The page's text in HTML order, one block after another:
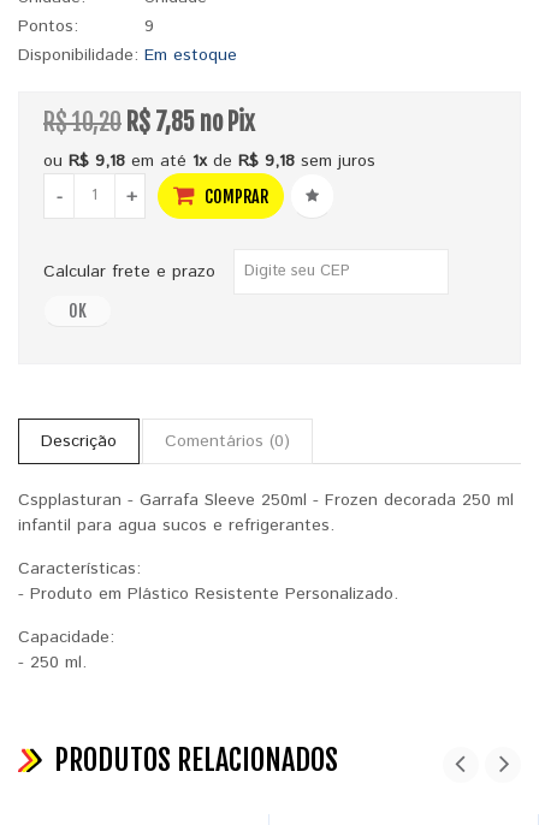
Pontos:
9
Disponibilidade: Em estoque
R$ 10,20 R$ 7,85 no Pix
ou R$ 9,18 em até 1xde R$ 9,18 sem juros
-
+ COMPRAR
Calcular frete e prazo
OK
Descrição Comentários (0)
Cspplasturan - Garrafa Sleeve 250ml - Frozen decorada 250 ml
infantil para agua sucos e refrigerantes.
Características:
- Produto em Plástico Resistente Personalizado.
Capacidade:
- 250 ml.
PRODUTOS RELACIONADOS